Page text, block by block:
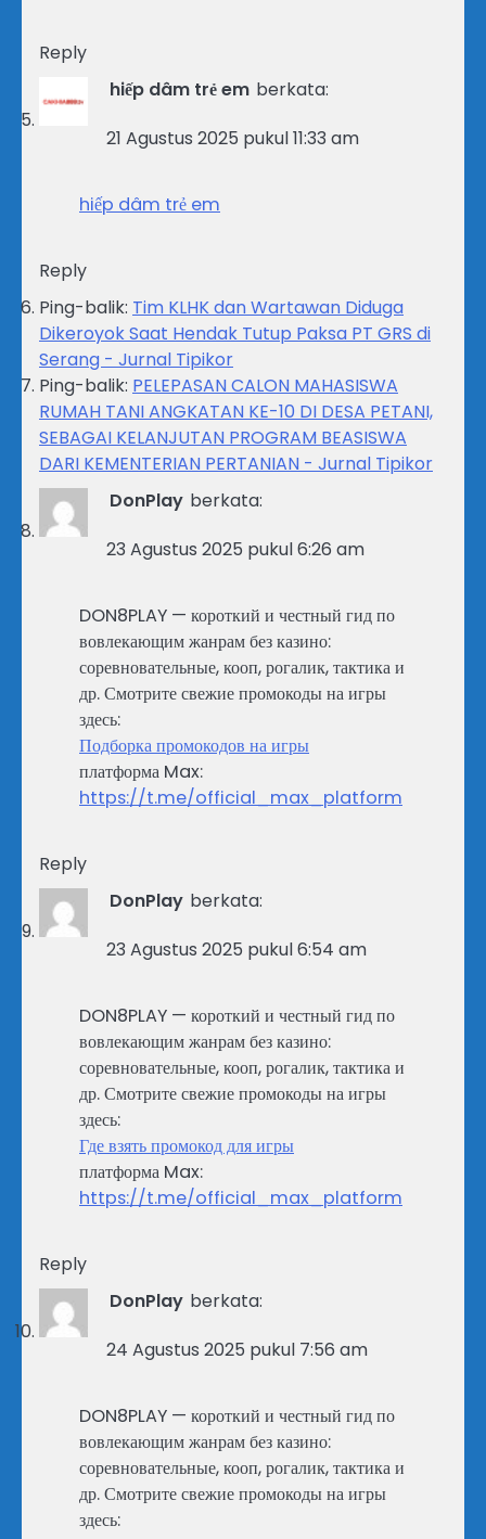
Reply
hiếp dâm trẻ em berkata:
21 Agustus 2025 pukul 11:33 am
hiếp dâm trẻ em
Reply
Ping-balik: Tim KLHK dan Wartawan Diduga
Dikeroyok Saat Hendak Tutup Paksa PT GRS di
Serang - Jurnal Tipikor
Ping-balik: PELEPASAN CALON MAHASISWA
RUMAH TANI ANGKATAN KE-10 DI DESA PETANI,
SEBAGAI KELANJUTAN PROGRAM BEASISWA
DARI KEMENTERIAN PERTANIAN - Jurnal Tipikor
DonPlay berkata:
23 Agustus 2025 pukul 6:26 am
DON8PLAY — короткий и честный гид по
вовлекающим жанрам без казино:
соревновательные, кооп, рогалик, тактика и
др. Смотрите свежие промокоды на игры
здесь:
Подборка промокодов на игры
платформа Max:
https://t.me/official_max_platform
Reply
DonPlay berkata:
23 Agustus 2025 pukul 6:54 am
DON8PLAY — короткий и честный гид по
вовлекающим жанрам без казино:
соревновательные, кооп, рогалик, тактика и
др. Смотрите свежие промокоды на игры
здесь:
Где взять промокод для игры
платформа Max:
https://t.me/official_max_platform
Reply
DonPlay berkata:
24 Agustus 2025 pukul 7:56 am
DON8PLAY — короткий и честный гид по
вовлекающим жанрам без казино:
соревновательные, кооп, рогалик, тактика и
др. Смотрите свежие промокоды на игры
здесь: